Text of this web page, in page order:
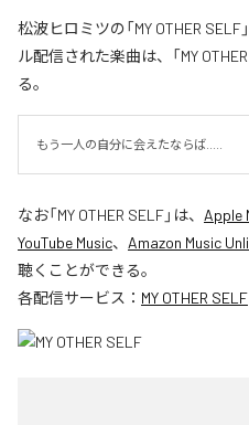
松波ヒロミツの「MY OTHER
ル配信された楽曲は、「MY
る。
もう一人の自分に会えたならば.....
なお「MY OTHER SELF」は、 Apple
YouTube Music、 Amazon Music
聴くことができる。
各配信サービス： MY OTHER SELF